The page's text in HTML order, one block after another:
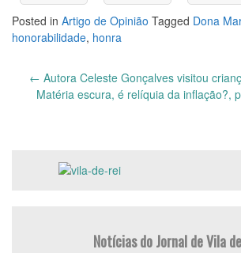
Posted in Artigo de Opinião Tagged Dona
honorabilidade, honra
Post
navigation
← Autora Celeste Gonçalves visitou
Matéria escura, é relíquia da inflação?,
Notícias do Jornal de Vila